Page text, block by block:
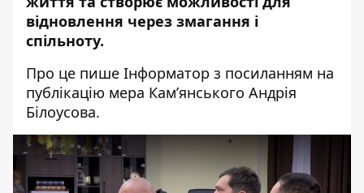
відновлення через змагання і
спільноту.
Про це пише Інформатор з посиланням на
публікацію мера Кам’янського Андрія
Білоусова.